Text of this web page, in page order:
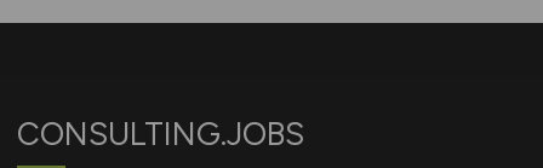
CONSULTING.JOBS